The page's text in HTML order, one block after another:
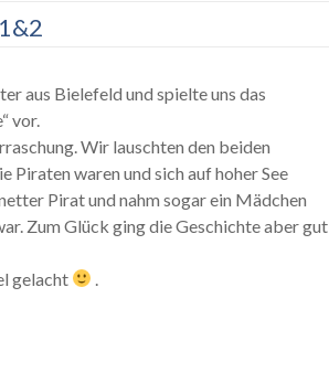
aus Bielefeld und spielte uns das
vor.
Wir lauschten den beiden
Piraten waren und sich auf hoher See
Pirat und nahm sogar ein Mädchen
Zum Glück ging die Geschichte aber gut
gelacht